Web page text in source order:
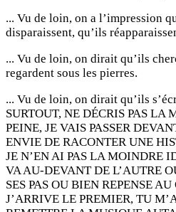
... Vu de loin, on a l’impression
disparaissent, qu’ils
... Vu de loin, on dirait qu’ils
regardent sous les pierres.
... Vu de loin, on dirait qu’ils
SURTOUT, NE DÉCRIS PAS LA
PEINE, JE VAIS PASSER
ENVIE DE RACONTER UNE
JE N’EN AI PAS LA MOINDRE
VA AU-DEVANT DE L’AUTRE
SES PAS OU BIEN REPENSE
J’ARRIVE LE PREMIER, TU